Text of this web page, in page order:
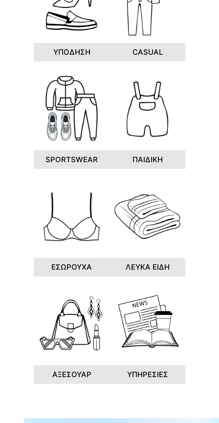
ΥΠΟΔΗΣΗ CASUAL
SPORTSWEAR ΠΑΙΔΙΚΗ
ΕΣΩΡΟΥΧΑ ΛΕΥΚΑ ΕΙΔΗ
ΑΞΕΣΟΥΑΡ ΥΠΗΡΕΣΙΕΣ